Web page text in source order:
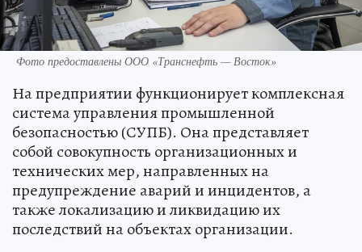
Фото предоставлены ООО «Транснефть — Восток»
На предприятии функционирует комплексная
система управления промышленной
безопасностью (СУПБ). Она представляет
собой совокупность организационных и
технических мер, направленных на
предупреждение аварий и инцидентов, а
также локализацию и ликвидацию их
последствий на объектах организации.